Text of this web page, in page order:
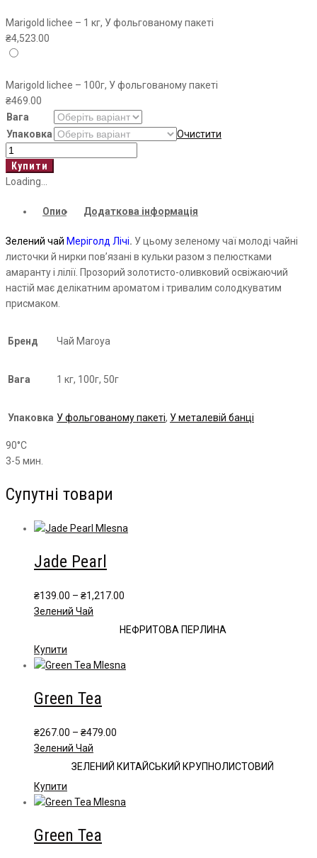
Marigold lichee – 1 кг, У фольгованому пакеті
₴4,523.00
Marigold lichee – 100г, У фольгованому пакеті
₴469.00
Вага
Упаковка
Очистити
Marigold
lichee
кількість
Купити
Loading...
Опис Додаткова інформація
Зелений чай Меріголд Лічі. У цьому зеленому чаї молоді чайні
листочки й нирки пов’язані в кульки разом з пелюстками
амаранту і лілії. Прозорий золотисто-оливковий освіжаючий
настій має делікатним ароматом і тривалим солодкуватим
присмаком.
Бренд Чай Maroya
Вага 1 кг, 100г, 50г
Упаковка У фольгованому пакеті, У металевій банці
90°С
3-5 мин.
Супутні товари
Jade Pearl
₴139.00 – ₴1,217.00
₴139.00
Зелений Чай
НЕФРИТОВА ПЕРЛИНА
Купити
товар
кілька
Параметри
можна
на
сторінці
товару
Green Tea
₴267.00 – ₴479.00
₴267.00
Зелений Чай
ЗЕЛЕНИЙ КИТАЙСЬКИЙ КРУПНОЛИСТОВИЙ
Купити
товар
кілька
Green Tea